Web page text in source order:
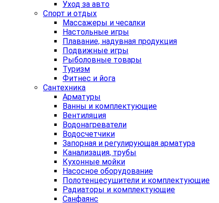
Уход за авто
Спорт и отдых
Массажеры и чесалки
Настольные игры
Плавание, надувная продукция
Подвижные игры
Рыболовные товары
Туризм
Фитнес и йога
Сантехника
Арматуры
Ванны и комплектующие
Вентиляция
Водонагреватели
Водосчетчики
Запорная и регулирующая арматура
Канализация, трубы
Кухонные мойки
Насосное оборудование
Полотенцесушители и комплектующие
Радиаторы и комплектующие
Санфаянс